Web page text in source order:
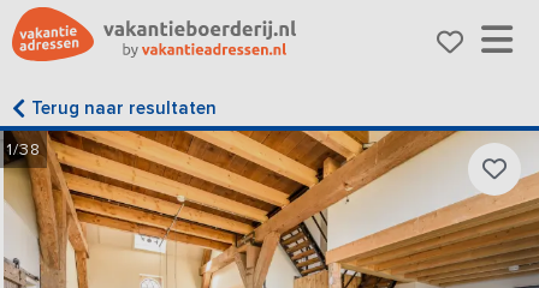
Terug naar resultaten
1/38